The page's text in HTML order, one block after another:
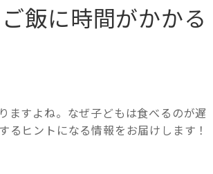
飯に時間がかかる
ますよね。なぜ子どもは食べるのが遅
ヒントになる情報をお届けします！